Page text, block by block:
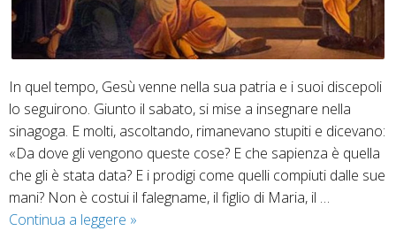
In quel tempo, Gesù venne nella sua patria e i suoi discepoli
lo seguirono. Giunto il sabato, si mise a insegnare nella
sinagoga. E molti, ascoltando, rimanevano stupiti e dicevano:
«Da dove gli vengono queste cose? E che sapienza è quella
che gli è stata data? E i prodigi come quelli compiuti dalle sue
mani? Non è costui il falegname, il figlio di Maria, il …
Continua a leggere 7
»